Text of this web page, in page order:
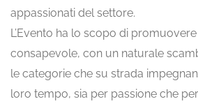
appassionati del settore.
L’Evento ha lo scopo di
consapevole, con un naturale
le categorie che su strada
loro tempo, sia per passione che